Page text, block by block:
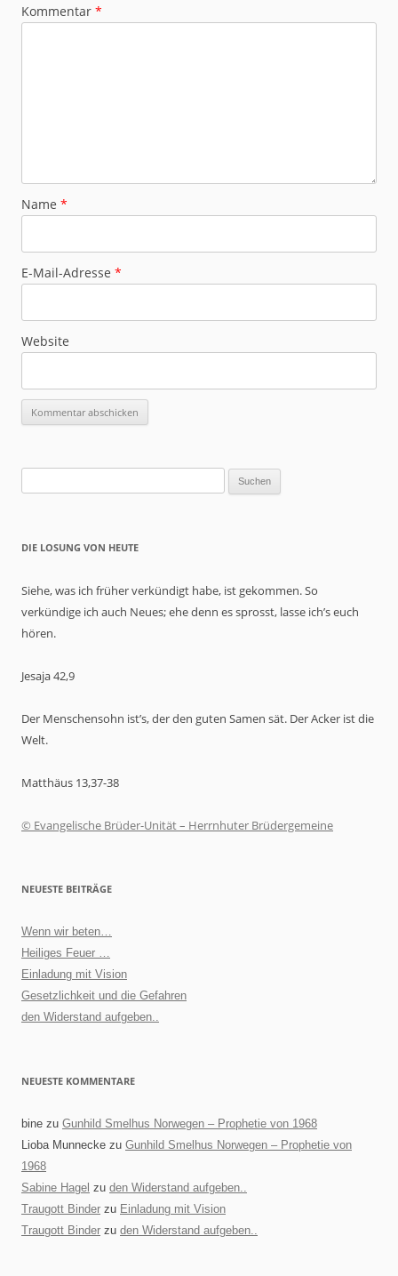
Kommentar *
Name *
E-Mail-Adresse *
Website
DIE LOSUNG VON HEUTE
Siehe, was ich früher verkündigt habe, ist gekommen. So
verkündige ich auch Neues; ehe denn es sprosst, lasse ich’s euch
hören.
Jesaja 42,9
Der Menschensohn ist’s, der den guten Samen sät. Der Acker ist die
Welt.
Matthäus 13,37-38
© Evangelische Brüder-Unität – Herrnhuter Brüdergemeine
NEUESTE BEITRÄGE
Wenn wir beten…
Heiliges Feuer …
Einladung mit Vision
Gesetzlichkeit und die Gefahren
den Widerstand aufgeben..
NEUESTE KOMMENTARE
bine zu Gunhild Smelhus Norwegen – Prophetie von 1968
Lioba Munnecke zu Gunhild Smelhus Norwegen – Prophetie von
1968
Sabine Hagel zu den Widerstand aufgeben..
Traugott Binder zu Einladung mit Vision
Traugott Binder zu den Widerstand aufgeben..